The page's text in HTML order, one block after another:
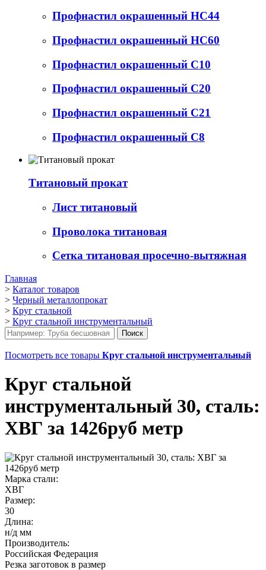
Профнастил окрашенный НС44
Профнастил окрашенный НС60
Профнастил окрашенный С10
Профнастил окрашенный С20
Профнастил окрашенный С21
Профнастил окрашенный С8
Титановый прокат
Лист титановый
Проволока титановая
Сетка титановая просечно-вытяжная
Главная
> Каталог товаров
> Черный металлопрокат
> Круг стальной
> Круг стальной инструментальный
Посмотреть все товары Круг стальной инструментальный
Круг стальной
инструментальный 30, сталь:
ХВГ за 1426руб метр
Марка стали:
ХВГ
Размер:
30
Длина:
н/д мм
Производитель:
Российская Федерация
Резка заготовок в размер